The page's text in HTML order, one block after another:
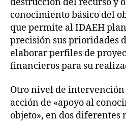
conocimiento básico del
que permite al IDAEH
precisión sus prioridades
elaborar perfiles de
financieros para su
Otro nivel de intervención
acción de «apoyo al
objeto», en dos diferentes